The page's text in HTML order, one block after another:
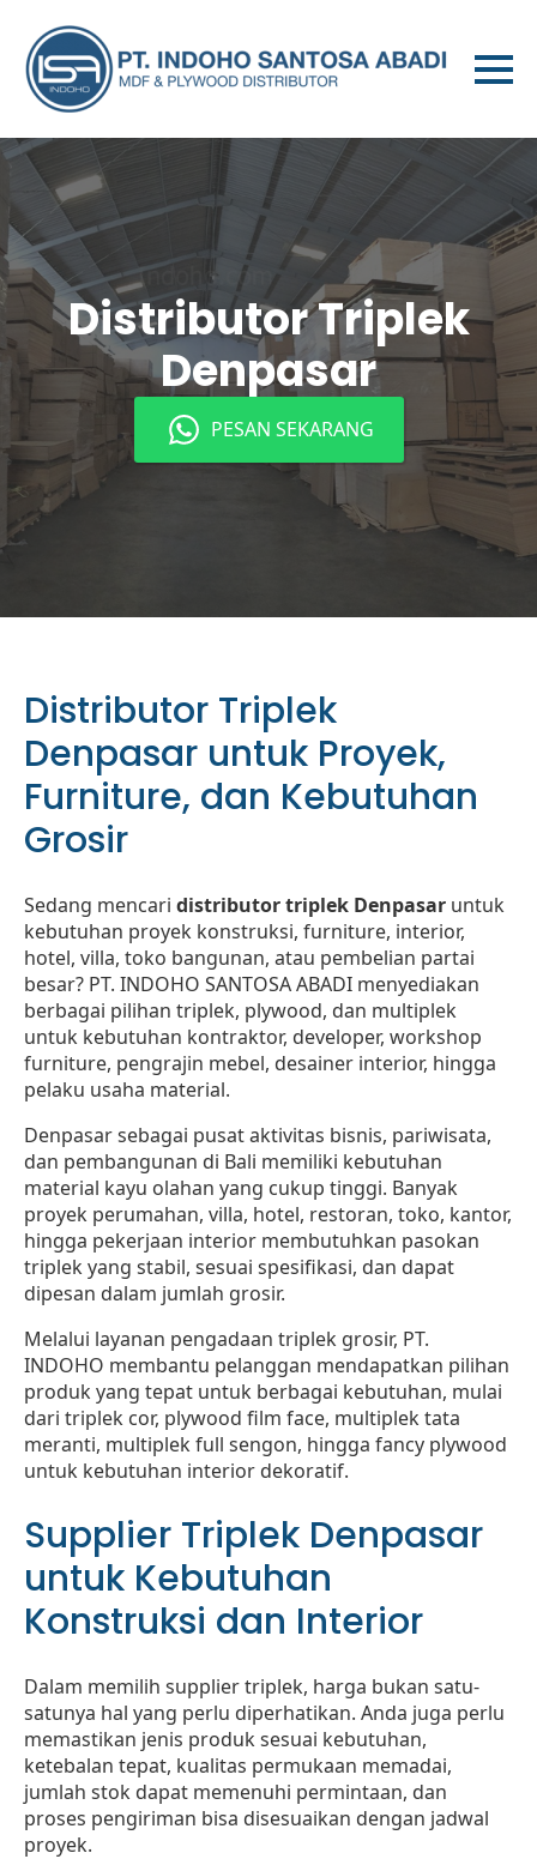
Distributor Triplek
Denpasar
PESAN SEKARANG
Distributor Triplek
Denpasar untuk Proyek,
Furniture, dan Kebutuhan
Grosir
Sedang mencari distributor triplek Denpasar untuk
kebutuhan proyek konstruksi, furniture, interior,
hotel, villa, toko bangunan, atau pembelian partai
besar? PT. INDOHO SANTOSA ABADI menyediakan
berbagai pilihan triplek, plywood, dan multiplek
untuk kebutuhan kontraktor, developer, workshop
furniture, pengrajin mebel, desainer interior, hingga
pelaku usaha material.
Denpasar sebagai pusat aktivitas bisnis, pariwisata,
dan pembangunan di Bali memiliki kebutuhan
material kayu olahan yang cukup tinggi. Banyak
proyek perumahan, villa, hotel, restoran, toko, kantor,
hingga pekerjaan interior membutuhkan pasokan
triplek yang stabil, sesuai spesifikasi, dan dapat
dipesan dalam jumlah grosir.
Melalui layanan pengadaan triplek grosir, PT.
INDOHO membantu pelanggan mendapatkan pilihan
produk yang tepat untuk berbagai kebutuhan, mulai
dari triplek cor, plywood film face, multiplek tata
meranti, multiplek full sengon, hingga fancy plywood
untuk kebutuhan interior dekoratif.
Supplier Triplek Denpasar
untuk Kebutuhan
Konstruksi dan Interior
Dalam memilih supplier triplek, harga bukan satu-
satunya hal yang perlu diperhatikan. Anda juga perlu
memastikan jenis produk sesuai kebutuhan,
ketebalan tepat, kualitas permukaan memadai,
jumlah stok dapat memenuhi permintaan, dan
proses pengiriman bisa disesuaikan dengan jadwal
proyek.